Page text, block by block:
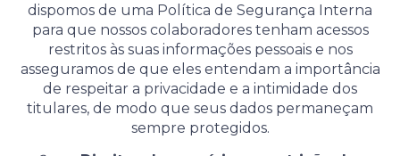
dispomos de uma Política de Segurança Interna
para que nossos colaboradores tenham acessos
restritos às suas informações pessoais e nos
asseguramos de que eles entendam a importância
de respeitar a privacidade e a intimidade dos
titulares, de modo que seus dados permaneçam
sempre protegidos.